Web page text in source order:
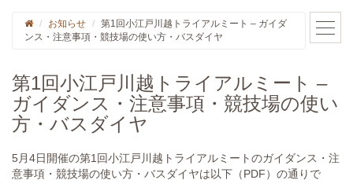
お知らせ
第1回小江戸川越トライアルミート – ガイダ
ンス・注意事項・競技場の使い方・バスダイヤ
第1回小江戸川越トライアルミート –
ガイダンス・注意事項・競技場の使い
方・バスダイヤ
5月4日開催の第1回小江戸川越トライアルミートのガイダンス・注
意事項・競技場の使い方・バスダイヤは以下（PDF）の通りで